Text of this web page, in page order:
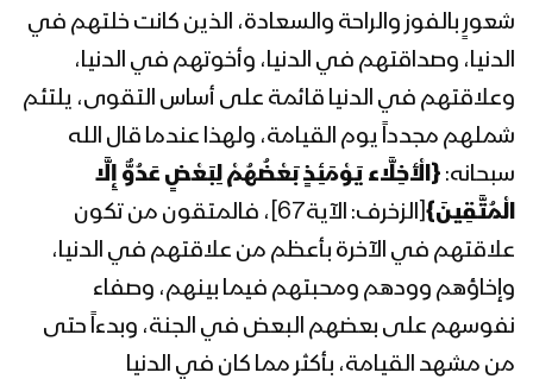
المحاضرة الرمضانية الرابعة والعشرون لقائد
الثورة السيد عبدالملك بدرالدين الحوثي
1441هـ
المحاضرة الرمضانية الثالثة والعشرون لقائد
الثورة السيد عبدالملك بدرالدين الحوثي
1441هـ
المحاضرة الرمضانية الثانية والعشرون لقائد
الثورة السيد عبدالملك بدرالدين الحوثي
1441هـ
شعورٍ بالفوز والراحة والسعادة، الذين كانت خلتهم في
الدنيا، وصداقتهم في الدنيا، وأخوتهم في الدنيا،
وعلاقتهم في الدنيا قائمة على أساس التقوى، يلتئم
شملهم مجدداً يوم القيامة، ولهذا عندما قال الله
سبحانه: {الْأَخِلَّاء يَوْمَئِذٍ بَعْضُهُمْ لِبَعْضٍ عَدُوٌّ إِلَّا
الْمُتَّقِينَ}
[الزخرف: الآية67]، فالمتقون من تكون
علاقتهم في الآخرة بأعظم من علاقتهم في الدنيا،
وإخاؤهم وودهم ومحبتهم فيما بينهم، وصفاء
نفوسهم على بعضهم البعض في الجنة، وبدءاً حتى
من مشهد القيامة، بأكثر مما كان في الدنيا